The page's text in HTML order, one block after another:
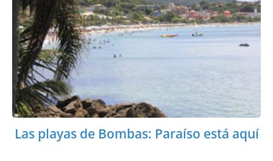
Las playas de Bombas: Paraíso está aquí